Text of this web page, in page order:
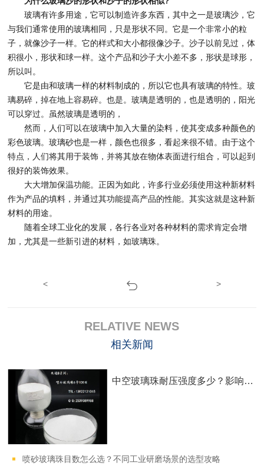
玻璃有许多用途，它可以制造许多东西，其中之一是玻璃沙，它
与我们通常使用的玻璃相同，只是形状不同。它是一个非常小的粒
子，就像沙子一样。它的样式和大小都很像沙子。沙子以前见过，体
积很小，形状和球一样。这个产品和沙子大小差不多，形状是球形，
所以叫。
它是由和玻璃一样的材料制成的，所以它也具有玻璃的特性。玻
璃易碎，掉在地上容易碎。也是。玻璃是透明的，也是透明的，阳光
可以穿过。虽然玻璃是透明的，
然而，人们可以在玻璃中加入大量的染料，使其变成多种颜色的
彩色玻璃。玻璃砂也是一样，颜色也很多，看起来很不错。由于这个
特点，人们将其用于装饰，并将其放在物体表面进行组合，可以起到
很好的装饰效果。
大大增加保温功能。正因为如此，许多行业必须使用这种新材料
作为产品的填料，并通过其功能提高产品的性能。其实这就是这种新
材料的用途。
随着全球工业化的发展，各行各业对各种材料的需求肯定会增
加，尤其是一些新引进的材料，如玻璃珠。
< >
RELATIVE NEWS
相关新闻
中空玻璃珠耐压强度多少？影响深海浮力应用的关键参数解析
喷砂玻璃珠目数怎么选？不同工业研磨场景的选型攻略